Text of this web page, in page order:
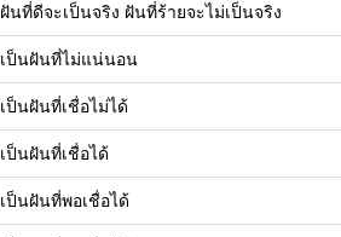
ฝันที่ดีจะเป็นจริง ฝันที่ร้ายจะไม่เป็นจริง
เป็นฝันที่ไม่แน่นอน
เป็นฝันที่เชื่อไม่ได้
เป็นฝันที่เชื่อได้
เป็นฝันที่พอเชื่อได้